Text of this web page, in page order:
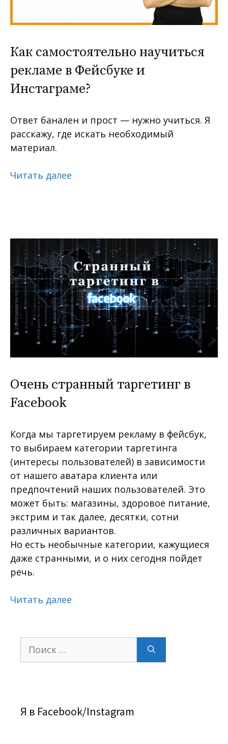
Как самостоятельно научиться
рекламе в Фейсбуке и
Инстаграме?
Ответ банален и прост — нужно учиться. Я
расскажу, где искать необходимый
материал.
Читать далее
Очень странный таргетинг в
Facebook
Когда мы таргетируем рекламу в фейсбук,
то выбираем категории таргетинга
(интересы пользователей) в зависимости
от нашего аватара клиента или
предпочтений наших пользователей. Это
может быть: магазины, здоровое питание,
экстрим и так далее, десятки, сотни
различных вариантов.
Но есть необычные категории, кажущиеся
даже странными, и о них сегодня пойдет
речь.
Читать далее
Я в Facebook/Instagram